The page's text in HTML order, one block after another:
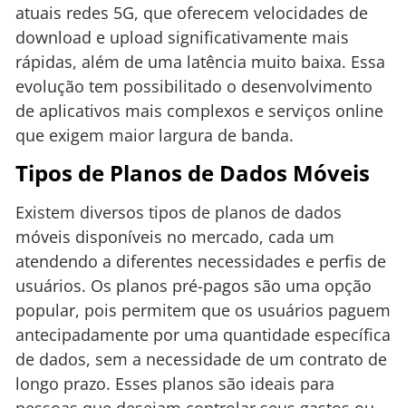
atuais redes 5G, que oferecem velocidades de
download e upload significativamente mais
rápidas, além de uma latência muito baixa. Essa
evolução tem possibilitado o desenvolvimento
de aplicativos mais complexos e serviços online
que exigem maior largura de banda.
Tipos de Planos de Dados Móveis
Existem diversos tipos de planos de dados
móveis disponíveis no mercado, cada um
atendendo a diferentes necessidades e perfis de
usuários. Os planos pré-pagos são uma opção
popular, pois permitem que os usuários paguem
antecipadamente por uma quantidade específica
de dados, sem a necessidade de um contrato de
longo prazo. Esses planos são ideais para